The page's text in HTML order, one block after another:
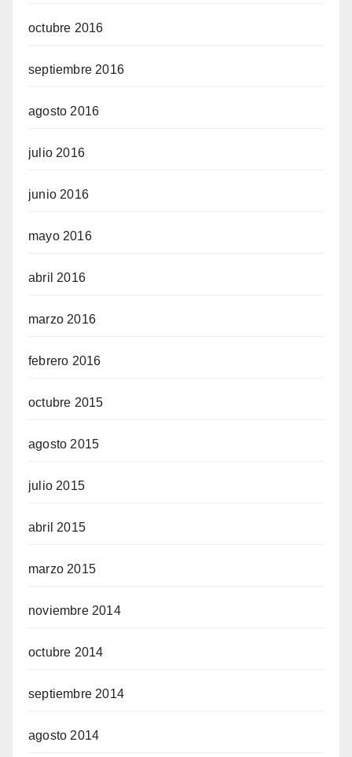
octubre 2016
septiembre 2016
agosto 2016
julio 2016
junio 2016
mayo 2016
abril 2016
marzo 2016
febrero 2016
octubre 2015
agosto 2015
julio 2015
abril 2015
marzo 2015
noviembre 2014
octubre 2014
septiembre 2014
agosto 2014